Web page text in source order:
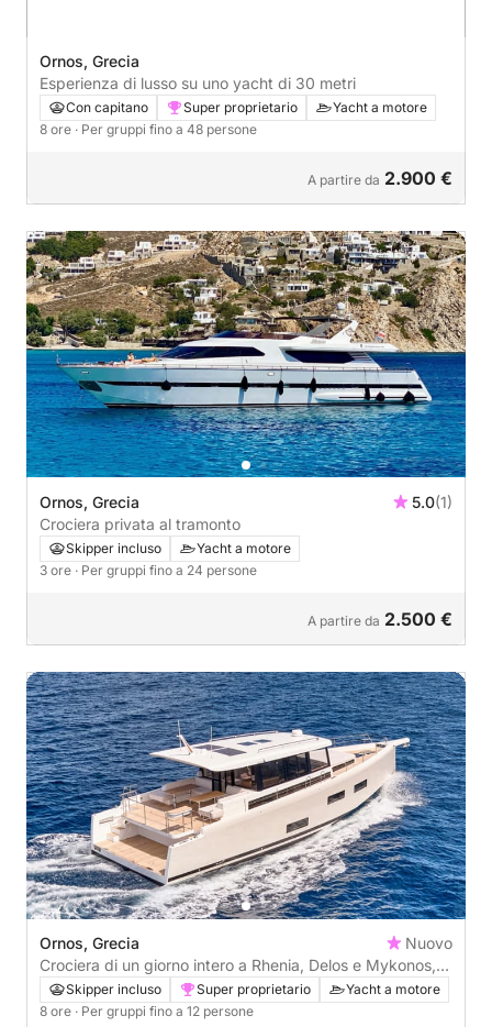
Ornos, Grecia
Esperienza di lusso su uno yacht di 30 metri
Con capitano Super proprietario
Yacht a motore
8 ore · Per gruppi fino a 48 persone
A partire da 2.900 €
Ornos, Grecia 5.0(1)
Crociera privata al tramonto
Skipper incluso
Yacht a motore
3 ore · Per gruppi fino a 24 persone
A partire da 2.500 €
Ornos, Grecia
Nuovo
Crociera di un giorno intero a Rhenia, Delos e Mykonos,
costa meridionale
Skipper incluso Super proprietario
Yacht a motore
8 ore · Per gruppi fino a 12 persone